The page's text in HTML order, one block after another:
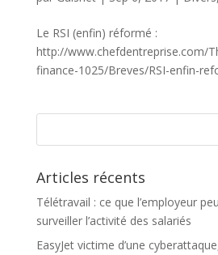
Le RSI (enfin) réformé :
http://www.chefdentreprise.com/
finance-1025/Breves/RSI-enfin-
Articles récents
Télétravail : ce que l’employeur
surveiller l’activité des salariés
EasyJet victime d’une